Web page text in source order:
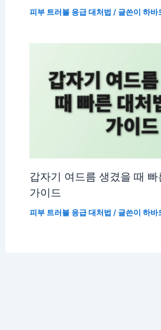
피부 트러블 응급 대처법 / 글쓴이 하바
갑자기 여드름 생겼을 때
가이드
피부 트러블 응급 대처법 / 글쓴이 하바